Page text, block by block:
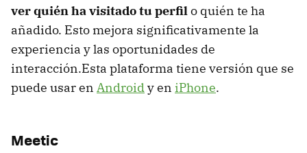
ver quién ha visitado tu perfilo quién te ha
añadido. Esto mejora significativamente la
experiencia y las oportunidades de
interacción.Esta plataforma tiene versión que se
puede usar en Androidy en iPhone.
Meetic